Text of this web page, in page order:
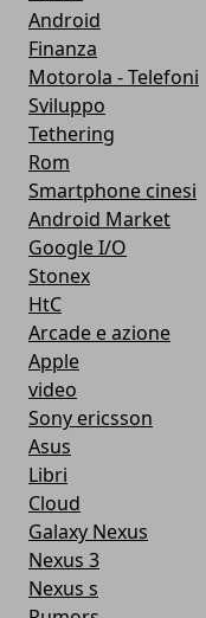
Android
Finanza
Motorola - Telefoni
Sviluppo
Tethering
Rom
Smartphone cinesi
Android Market
Google I/O
Stonex
HtC
Arcade e azione
Apple
video
Sony ericsson
Asus
Libri
Cloud
Galaxy Nexus
Nexus 3
Nexus s